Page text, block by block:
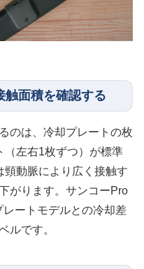
触面積を確認する
のは、冷却プレートの枚
（左右1枚ずつ）が標準
頸動脈により広く接触す
がります。サンコーPro
ートモデルとの冷却差
ルです。